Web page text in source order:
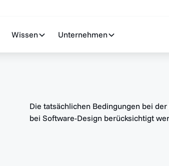
Wissen Unternehmen
Die tatsächlichen Bedingungen bei
bei Software-Design berücksichtigt